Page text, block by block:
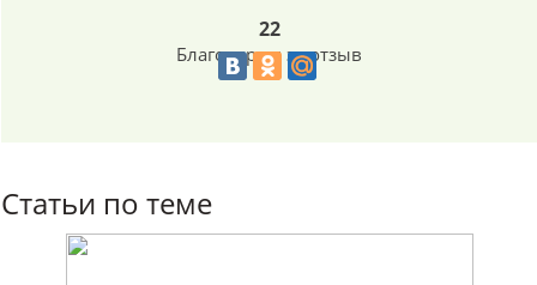
22
Благодарим за отзыв
Статьи по теме